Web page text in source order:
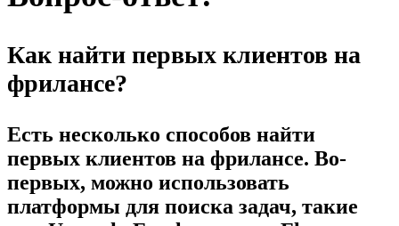
Как найти первых клиентов на
фрилансе?
Есть несколько способов найти
первых клиентов на фрилансе. Во-
первых, можно использовать
платформы для поиска задач, такие